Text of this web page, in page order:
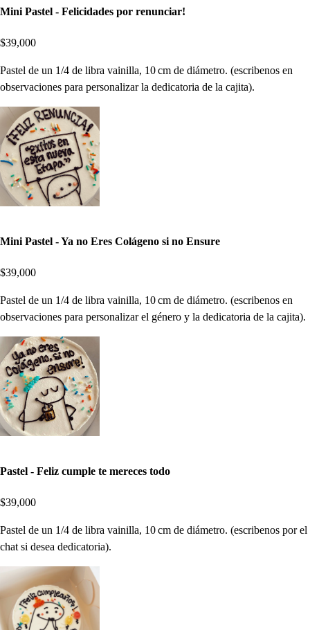
Mini Pastel - Felicidades por renunciar!
$39,000
Pastel de un 1/4 de libra vainilla, 10 cm de diámetro. (escribenos en
observaciones para personalizar la dedicatoria de la cajita).
Mini Pastel - Ya no Eres Colágeno si no Ensure
$39,000
Pastel de un 1/4 de libra vainilla, 10 cm de diámetro. (escribenos en
observaciones para personalizar el género y la dedicatoria de la cajita).
Pastel - Feliz cumple te mereces todo
$39,000
Pastel de un 1/4 de libra vainilla, 10 cm de diámetro. (escribenos por el
chat si desea dedicatoria).